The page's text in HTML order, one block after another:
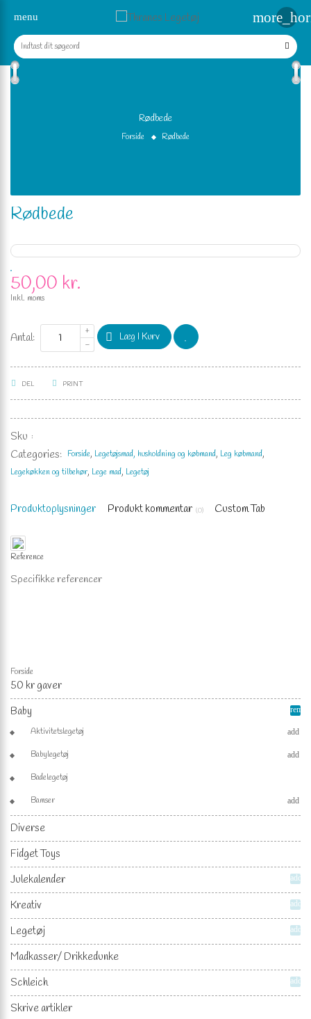
menu
Rødbede
Forside Rødbede
Forside
50 kr gaver
Baby
Aktivitetslegetøj add
Babylegetøj add
Badelegetøj
Bamser add
Diverse
Fidget Toys
Julekalender
add
Kreativ add
Legetøj add
Madkasser/ Drikkedunke
Schleich
add
Skrive artikler
Rødbede
50,00 kr.
Inkl. moms
Antal: Læg I Kurv
DEL PRINT
Sku :
Categories: Forside Legetøjsmad, husholdning og købmand Leg købmand
Legekøkken og tilbehør Lege mad Legetøj
Produktoplysninger Produkt kommentar (0) Custom Tab
Reference
Specifikke referencer